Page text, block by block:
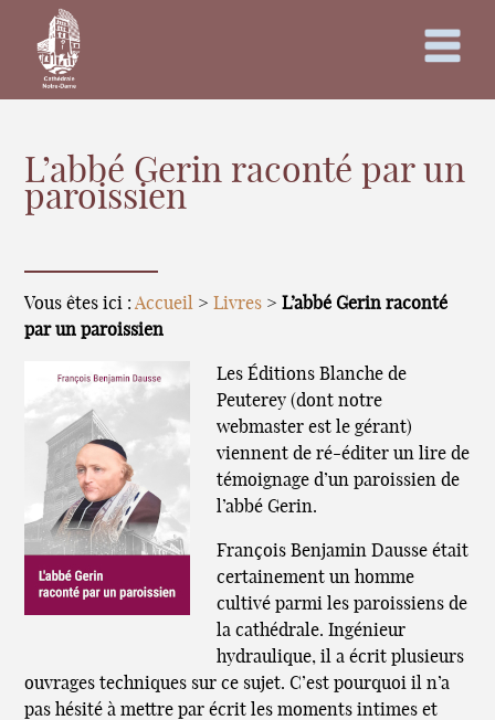
L’abbé Gerin raconté par un
paroissien
Vous êtes ici :Accueil > Livres >L’abbé Gerin raconté
par un paroissien
Les Éditions Blanche de
Peuterey (dont notre
webmaster est le gérant)
viennent de ré-éditer un lire de
témoignage d’un paroissien de
l’abbé Gerin.
François Benjamin Dausse était
certainement un homme
cultivé parmi les paroissiens de
la cathédrale. Ingénieur
hydraulique, il a écrit plusieurs
ouvrages techniques sur ce sujet. C’est pourquoi il n’a
pas hésité à mettre par écrit les moments intimes et